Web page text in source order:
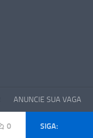
ANUNCIE SUA VAGA
0 SIGA: